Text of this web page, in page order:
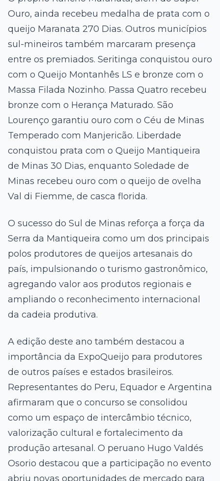
Ouro, ainda recebeu medalha de prata com o
queijo Maranata 270 Dias. Outros municípios
sul-mineiros também marcaram presença
entre os premiados. Seritinga conquistou ouro
com o Queijo Montanhês LS e bronze com o
Massa Filada Nozinho. Passa Quatro recebeu
bronze com o Herança Maturado. São
Lourenço garantiu ouro com o Céu de Minas
Temperado com Manjericão. Liberdade
conquistou prata com o Queijo Mantiqueira
de Minas 30 Dias, enquanto Soledade de
Minas recebeu ouro com o queijo de ovelha
Val di Fiemme, de casca florida.
O sucesso do Sul de Minas reforça a força da
Serra da Mantiqueira como um dos principais
polos produtores de queijos artesanais do
país, impulsionando o turismo gastronômico,
agregando valor aos produtos regionais e
ampliando o reconhecimento internacional
da cadeia produtiva.
A edição deste ano também destacou a
importância da ExpoQueijo para produtores
de outros países e estados brasileiros.
Representantes do Peru, Equador e Argentina
afirmaram que o concurso se consolidou
como um espaço de intercâmbio técnico,
valorização cultural e fortalecimento da
produção artesanal. O peruano Hugo Valdés
Osorio destacou que a participação no evento
abriu novas oportunidades de mercado para